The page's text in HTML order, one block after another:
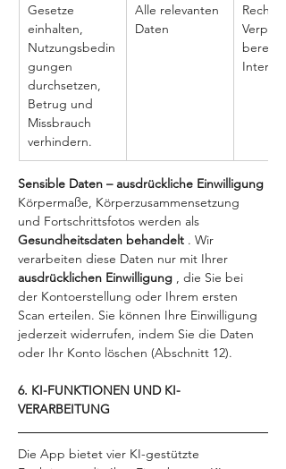
Gesetze
einhalten,
Nutzungsbedin
gungen
durchsetzen,
Betrug und
Missbrauch
verhindern.
Alle relevanten
Daten
Interesse
Sensible Daten – ausdrückliche Einwilligung
Körpermaße, Körperzusammensetzung
und Fortschrittsfotos werden als
Gesundheitsdaten behandelt . Wir
verarbeiten diese Daten nur mit Ihrer
ausdrücklichen Einwilligung , die Sie bei
der Kontoerstellung oder Ihrem ersten
Scan erteilen. Sie können Ihre Einwilligung
jederzeit widerrufen, indem Sie die Daten
oder Ihr Konto löschen (Abschnitt 12).
6. KI-FUNKTIONEN UND KI-
VERARBEITUNG
Die App bietet vier KI-gestützte